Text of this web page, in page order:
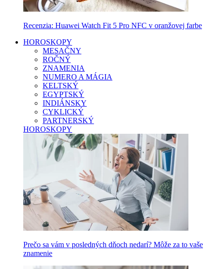
Recenzia: Huawei Watch Fit 5 Pro NFC v oranžovej farbe
HOROSKOPY
MESAČNY
ROČNÝ
ZNAMENIA
NUMERO A MÁGIA
KELTSKÝ
EGYPTSKÝ
INDIÁNSKY
CYKLICKÝ
PARTNERSKÝ
HOROSKOPY
Prečo sa vám v posledných dňoch nedarí? Môže za to vaše
znamenie